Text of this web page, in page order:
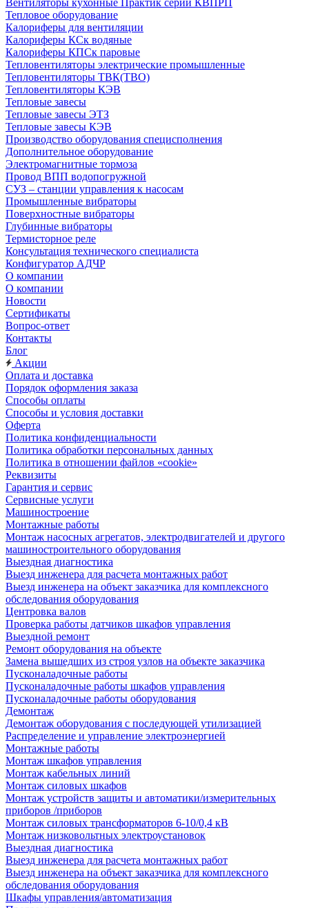
Вентиляторы кухонные Практик серии КВПРП
Тепловое оборудование
Калориферы для вентиляции
Калориферы КСк водяные
Калориферы КПСк паровые
Тепловентиляторы электрические промышленные
Тепловентиляторы ТВК(ТВО)
Тепловентиляторы КЭВ
Тепловые завесы
Тепловые завесы ЭТЗ
Тепловые завесы КЭВ
Производство оборудования специсполнения
Дополнительное оборудование
Электромагнитные тормоза
Провод ВПП водопогружной
СУЗ – станции управления к насосам
Промышленные вибраторы
Поверхностные вибраторы
Глубинные вибраторы
Термисторное реле
Консультация технического специалиста
Конфигуратор АДЧР
О компании
О компании
Новости
Сертификаты
Вопрос-ответ
Контакты
Блог
Акции
Оплата и доставка
Порядок оформления заказа
Способы оплаты
Способы и условия доставки
Оферта
Политика конфиденциальности
Политика обработки персональных данных
Политика в отношении файлов «cookie»
Реквизиты
Гарантия и сервис
Сервисные услуги
Машиностроение
Монтажные работы
Монтаж насосных агрегатов, электродвигателей и другого
машиностроительного оборудования
Выездная диагностика
Выезд инженера для расчета монтажных работ
Выезд инженера на объект заказчика для комплексного
обследования оборудования
Центровка валов
Проверка работы датчиков шкафов управления
Выездной ремонт
Ремонт оборудования на объекте
Замена вышедших из строя узлов на объекте заказчика
Пусконаладочные работы
Пусконаладочные работы шкафов управления
Пусконаладочные работы оборудования
Демонтаж
Демонтаж оборудования с последующей утилизацией
Распределение и управление электроэнергией
Монтажные работы
Монтаж шкафов управления
Монтаж кабельных линий
Монтаж силовых шкафов
Монтаж устройств защиты и автоматики/измерительных
приборов /приборов
Монтаж силовых трансформаторов 6-10/0,4 кВ
Монтаж низковольтных электроустановок
Выездная диагностика
Выезд инженера для расчета монтажных работ
Выезд инженера на объект заказчика для комплексного
обследования оборудования
Шкафы управления/автоматизация